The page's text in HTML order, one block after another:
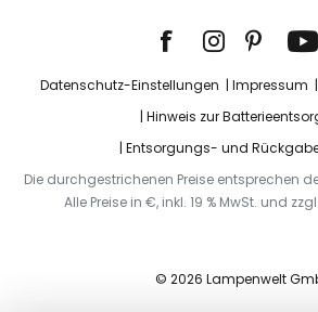
Datenschutz-Einstellungen Impressum
Hinweis zur
Entsorgungs- und
Die durchgestrichenen Preise entsprechen
Alle Preise in €, inkl. 19 % MwSt. und
© 2026 Lampenwelt